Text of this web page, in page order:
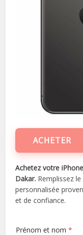
ACHETER
Achetez votre
Dakar. Remplissez
personnalisée
et de confiance.
Prénom et nom*